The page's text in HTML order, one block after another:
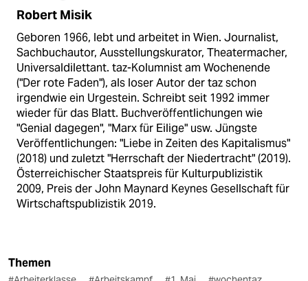
Robert Misik
Geboren 1966, lebt und arbeitet in Wien. Journalist,
Sachbuchautor, Ausstellungskurator, Theatermacher,
Universaldilettant. taz-Kolumnist am Wochenende
("Der rote Faden"), als loser Autor der taz schon
irgendwie ein Urgestein. Schreibt seit 1992 immer
wieder für das Blatt. Buchveröffentlichungen wie
"Genial dagegen", "Marx für Eilige" usw. Jüngste
Veröffentlichungen: "Liebe in Zeiten des Kapitalismus"
(2018) und zuletzt "Herrschaft der Niedertracht" (2019).
Österreichischer Staatspreis für Kulturpublizistik
2009, Preis der John Maynard Keynes Gesellschaft für
Wirtschaftspublizistik 2019.
Themen